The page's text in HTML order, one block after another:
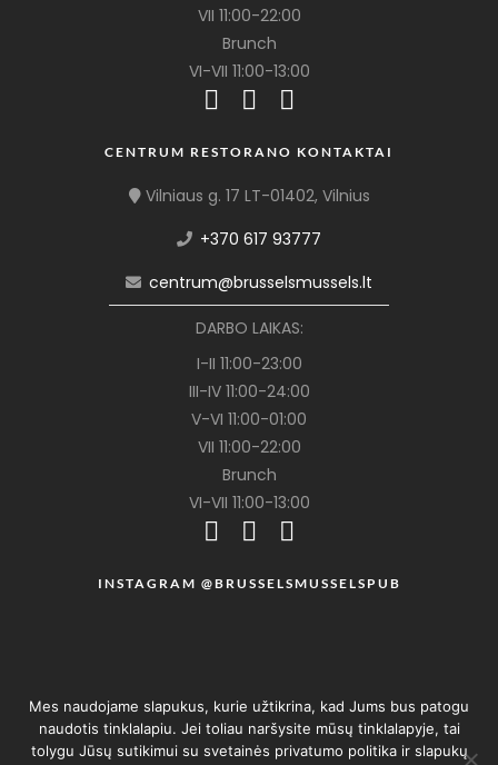
VII 11:00-22:00
Brunch
VI-VII 11:00-13:00
CENTRUM RESTORANO KONTAKTAI
Vilniaus g. 17 LT-01402, Vilnius
+370 617 93777
centrum@brusselsmussels.lt
DARBO LAIKAS:
I-II 11:00-23:00
III-IV 11:00-24:00
V-VI 11:00-01:00
VII 11:00-22:00
Brunch
VI-VII 11:00-13:00
INSTAGRAM @BRUSSELSMUSSELSPUB
Mes naudojame slapukus, kurie užtikrina, kad Jums bus patogu
naudotis tinklalapiu. Jei toliau naršysite mūsų tinklalapyje, tai
tolygu Jūsų sutikimui su svetainės privatumo politika ir slapukų